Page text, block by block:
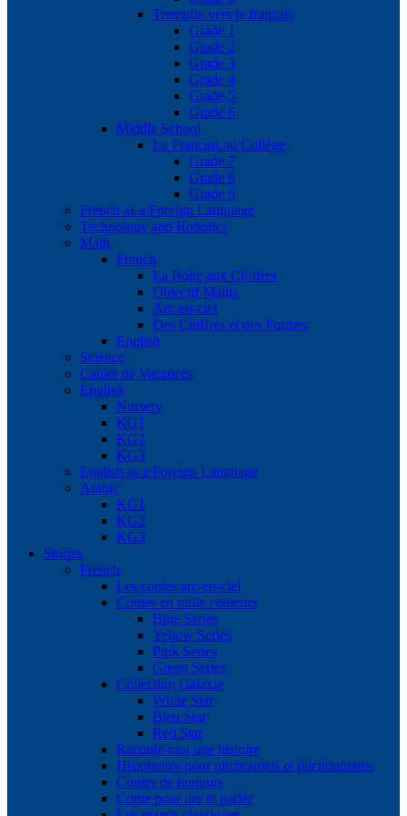
Tremplin vers le français
Grade 1
Grade 2
Grade 3
Grade 4
Grade 5
Grade 6
Middle School
Le Français au Collège
Grade 7
Grade 8
Grade 9
French as a Foreign Language
Technology and Robotics
Math
French
La Boîte aux Chiffres
Objectif Maths
Arc-en-ciel
Des Chiffres et des Formes
English
Science
Cahier de Vacances
English
Nursery
KG1
KG2
KG3
English as a Foreign Language
Arabic
KG1
KG2
KG3
Stories
French
Les contes arc-en-ciel
Contes en mille couleurs
Blue Series
Yellow Series
Pink Series
Green Series
Collection Galaxie
White Star
Bleu Star
Red Star
Raconte-moi une histoire
Historiettes pour pitchounets et pitchounettes
Contes de toujours
Conte pour lire et parler